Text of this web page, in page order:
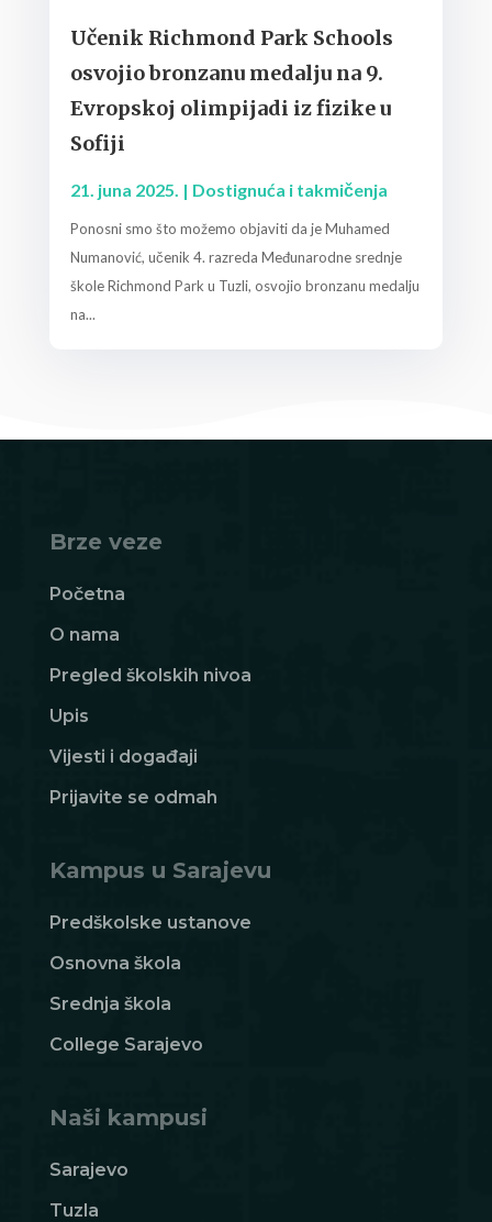
Učenik Richmond Park Schools
osvojio bronzanu medalju na 9.
Evropskoj olimpijadi iz fizike u
Sofiji
21. juna 2025. | Dostignuća i takmičenja
Ponosni smo što možemo objaviti da je Muhamed
Numanović, učenik 4. razreda Međunarodne srednje
škole Richmond Park u Tuzli, osvojio bronzanu medalju
na...
Brze veze
Početna
O nama
Pregled školskih nivoa
Upis
Vijesti i događaji
Prijavite se odmah
Kampus u Sarajevu
Predškolske ustanove
Osnovna škola
Srednja škola
College Sarajevo
Naši kampusi
Sarajevo
Tuzla